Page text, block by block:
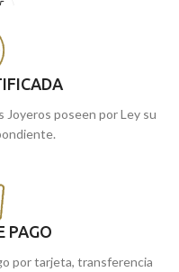
y que conserven para toda la
encontrarla en nuestras
y te la enviamos a casa.
Joyeros poseen por Ley su
PAGO
por tarjeta, transferencia